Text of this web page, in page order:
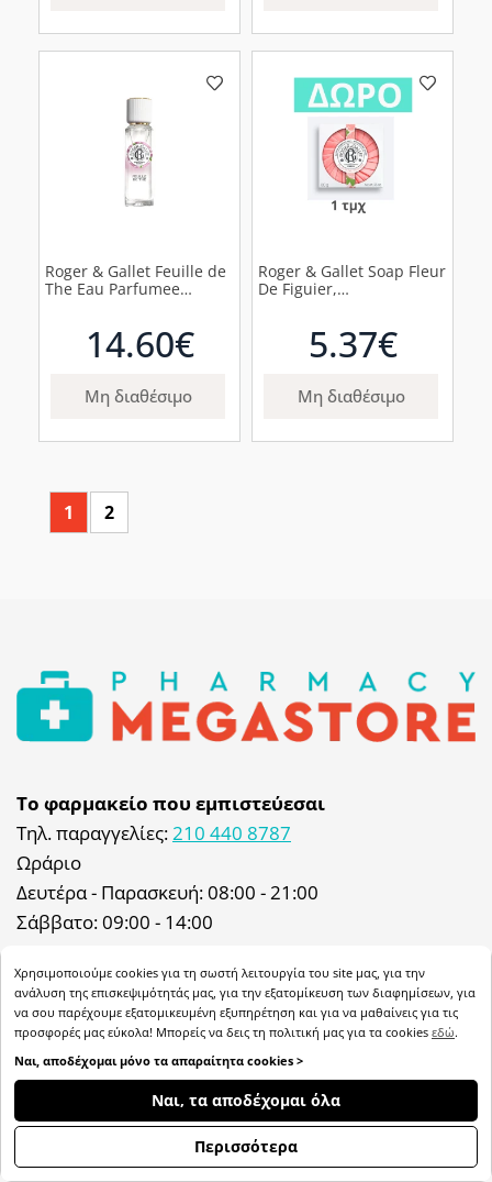
Roger & Gallet Feuille de
The Eau Parfumee
14.60€
Μη διαθέσιμο
Roger & Gallet Soap Fleur
De Figuier,
5.37€
Μη διαθέσιμο
1 2
Το φαρμακείο που εμπιστεύεσαι
Τηλ. παραγγελίες:210 440 8787
Ωράριο
Δευτέρα - Παρασκευή: 08:00 - 21:00
Σάββατο: 09:00 - 14:00
Φαρμακείο: Δευτέρα - Παρασκευή: 08:00 - 21:00
Σάββατο: 09:00 - 14:00 & 17:00 - 21:00
My Megastore: 8:30 - 19:00 Σάββατο 9:30 - 17:30
Ιωάννου Μεταξά 47, 57003, Αγ. Αθανάσιος,
Email:info@pharmacymegastore.gr
Χρησιμοποιούμε cookies για τη σωστή λειτουργία του site μας, για την
ανάλυση της επισκεψιμότητάς μας, για την εξατομίκευση των διαφημίσεων, για
να σου παρέχουμε εξατομικευμένη εξυπηρέτηση και για να μαθαίνεις για τις
προσφορές μας εύκολα! Μπορείς να δεις τη πολιτική μας για τα cookies εδώ.
Ναι, αποδέχομαι μόνο τα απαραίτητα cookies >
Ναι, τα αποδέχομαι όλα
Περισσότερα